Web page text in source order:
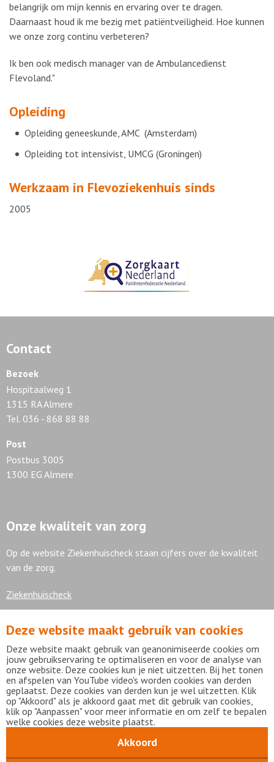
belangrijk om mijn kennis en ervaring over te dragen.
Daarnaast houd ik me bezig met patiëntveiligheid. Hoe kunnen
we onze zorg continu verbeteren?
Ik ben ook medisch manager van de Ambulancedienst
Flevoland."
Opleiding
Opleiding geneeskunde, AMC (Amsterdam)
Opleiding tot intensivist, UMCG (Groningen)
Werkzaam in Flevoziekenhuis sinds
2005
Contact
Bezoek
Hospitaalweg 1
1315 RA Almere
Tel. 036 - 868 88 88
Post
Postbus 3005
1300 EG Almere
Onze kwaliteit van zorg
Op de website Ziekenhuischeck staan cijfers over de kwaliteit
van de zorg.
Ziekenhuischeck
7,9
Bekijk alle waarderingen
DisclaimerPrivacy statementmijnFlevoziekenhuis
Deze website maakt gebruik van cookies
Deze website maakt gebruik van geanonimiseerde cookies om
jouw gebruikservaring te optimaliseren en voor de analyse van
onze website. Deze cookies kun je niet uitzetten. Bij het tonen
en afspelen van YouTube video's worden cookies van derden
geplaatst. Deze cookies van derden kun je wel uitzetten. Klik
op "Akkoord" als je akkoord gaat met dit gebruik van cookies,
klik op "Aanpassen" voor meer informatie en om zelf te bepalen
welke cookies deze website plaatst.
Akkoord